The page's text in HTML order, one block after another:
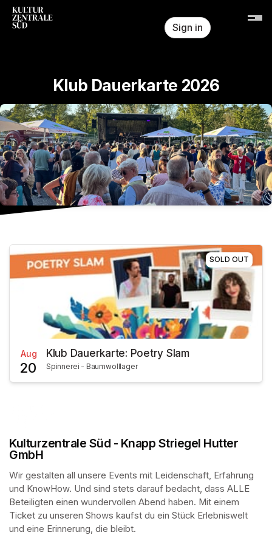
Skip header
Sign in
Klub Dauerkarte 2026
SOLD OUT
Aug
20
Klub Dauerkarte: Poetry Slam
Spinnerei - Baumwolllager
Kulturzentrale Süd - Knapp Striegel Hutter
GmbH
Wir gestalten all unsere Events mit Leidenschaft, Erfahrung
und KnowHow. Und sind stets darauf bedacht, dass ALLE
Beteiligten einen wundervollen Abend haben. Mit einem
Ticket zu unseren Shows kaufst du ein Stück Erlebniswelt
und eine Erinnerung, die bleibt.